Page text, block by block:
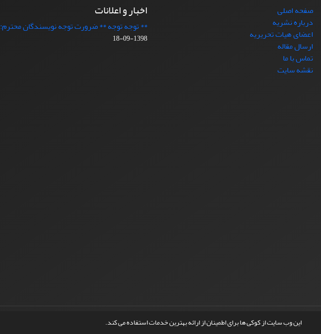
این وب سایت از کوکی ها برای اطمینان از ارائه بهترین خدمات استفاده می کند.
صفحه اصلی
درباره نشریه
اعضای هیات تحریریه
ارسال مقاله
تماس با ما
نقشه سایت
اخبار و اعلانات
** توجه توجه ** ضرورت توجه نویسندگان محترم:
1398-09-18
© سامانه مدیریت نشریات علمی.طراحی و پیاده سازی ازسیناوب